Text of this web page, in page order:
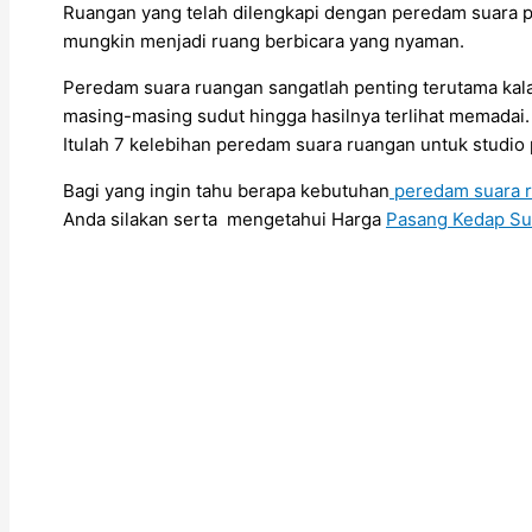
Ruangan yang telah dilengkapi dengan peredam
mungkin menjadi ruang berbicara yang nyaman.
Peredam suara ruangan sangatlah penting terutama
masing-masing sudut hingga hasilnya terlihat memadai.
Itulah 7 kelebihan peredam suara ruangan untuk
Bagi yang ingin tahu berapa kebutuhan peredam suara
Anda silakan serta mengetahui Harga Pasang Kedap